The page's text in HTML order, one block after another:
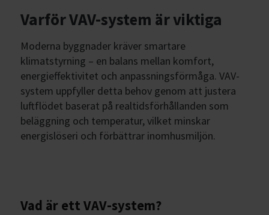
Varför VAV-system är viktiga
Moderna byggnader kräver smartare
klimatstyrning – en balans mellan komfort,
energieffektivitet och anpassningsförmåga. VAV-
system uppfyller detta behov genom att justera
luftflödet baserat på realtidsförhållanden som
beläggning och temperatur, vilket minskar
energislöseri och förbättrar inomhusmiljön.
Vad är ett VAV-system?